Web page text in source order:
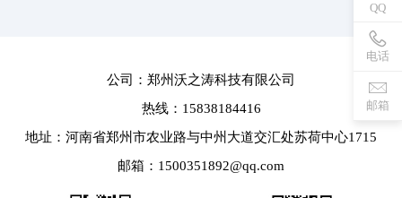
QQ
电话
邮箱
公司：郑州沃之涛科技有限公司
热线：15838184416
地址：河南省郑州市农业路与中州大道交汇处苏荷中心1715
邮箱：1500351892@qq.com